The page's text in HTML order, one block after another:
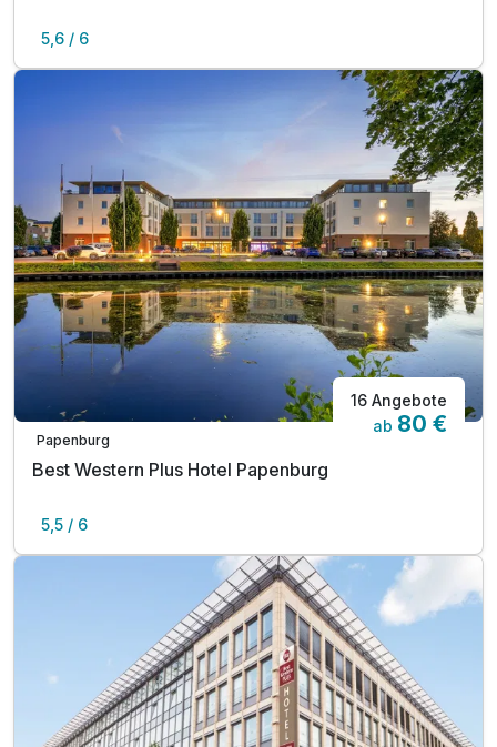
5,6 / 6
Papenburg
16 Angebote
ab 80 €
Best Western Plus Hotel Papenburg
5,5 / 6